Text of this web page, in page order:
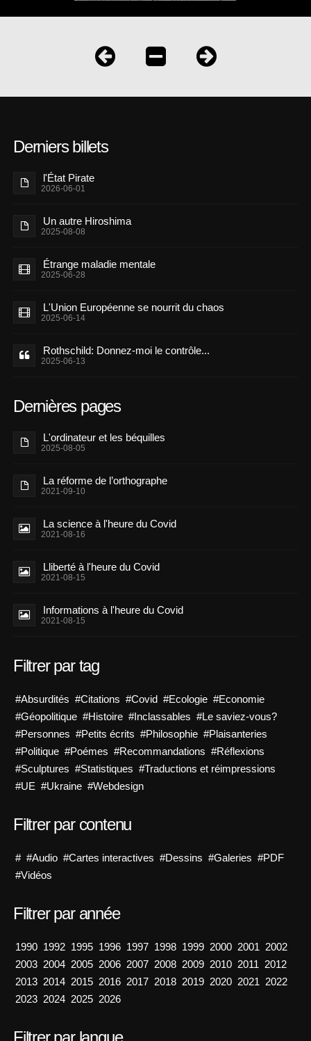
Derniers billets
l'État Pirate
2026-06-01
Un autre Hiroshima
2025-08-08
Étrange maladie mentale
2025-06-28
L'Union Européenne se nourrit du chaos
2025-06-14
Rothschild: Donnez-moi le contrôle...
2025-06-13
Dernières pages
L'ordinateur et les béquilles
2025-08-05
La réforme de l’orthographe
2021-09-10
La science à l'heure du Covid
2021-08-16
Lliberté à l'heure du Covid
2021-08-15
Informations à l'heure du Covid
2021-08-15
Filtrer par tag
#Absurdités #Citations #Covid #Ecologie #Economie
#Géopolitique #Histoire #Inclassables #Le saviez-vous?
#Personnes #Petits écrits #Philosophie #Plaisanteries
#Politique #Poémes #Recommandations #Réflexions
#Sculptures #Statistiques #Traductions et réimpressions
#UE #Ukraine #Webdesign
Filtrer par contenu
# #Audio #Cartes interactives #Dessins #Galeries #PDF
#Vidéos
Filtrer par année
1990 1992 1995 1996 1997 1998 1999 2000 2001 2002
2003 2004 2005 2006 2007 2008 2009 2010 2011 2012
2013 2014 2015 2016 2017 2018 2019 2020 2021 2022
2023 2024 2025 2026
Filtrer par langue